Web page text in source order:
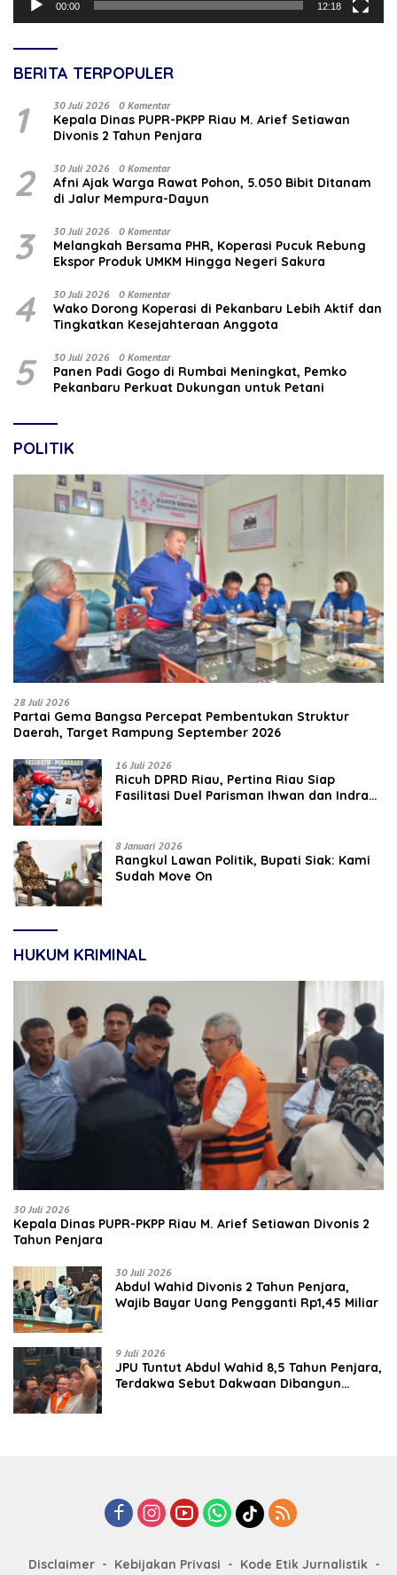
00:00 12:18
BERITA TERPOPULER
1 30 Juli 2026 0 Komentar
Kepala Dinas PUPR-PKPP Riau M. Arief Setiawan
Divonis 2 Tahun Penjara
2 30 Juli 2026 0 Komentar
Afni Ajak Warga Rawat Pohon, 5.050 Bibit Ditanam
di Jalur Mempura-Dayun
3 30 Juli 2026 0 Komentar
Melangkah Bersama PHR, Koperasi Pucuk Rebung
Ekspor Produk UMKM Hingga Negeri Sakura
4 30 Juli 2026 0 Komentar
Wako Dorong Koperasi di Pekanbaru Lebih Aktif dan
Tingkatkan Kesejahteraan Anggota
5 30 Juli 2026 0 Komentar
Panen Padi Gogo di Rumbai Meningkat, Pemko
Pekanbaru Perkuat Dukungan untuk Petani
POLITIK
28 Juli 2026
Partai Gema Bangsa Percepat Pembentukan Struktur
Daerah, Target Rampung September 2026
16 Juli 2026
‎Ricuh DPRD Riau, Pertina Riau Siap
Fasilitasi Duel Parisman Ihwan dan Indra
8 Januari 2026
Rangkul Lawan Politik, Bupati Siak: Kami
Sudah Move On
HUKUM KRIMINAL
30 Juli 2026
Kepala Dinas PUPR-PKPP Riau M. Arief Setiawan Divonis 2
Tahun Penjara
30 Juli 2026
‎‎Abdul Wahid Divonis 2 Tahun Penjara,
Wajib Bayar Uang Pengganti Rp1,45 Miliar
9 Juli 2026
JPU Tuntut Abdul Wahid 8,5 Tahun Penjara,
Terdakwa Sebut Dakwaan Dibangun
Disclaimer Kebijakan Privasi Kode Etik Jurnalistik